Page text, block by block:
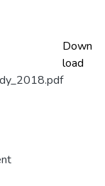
Down
load